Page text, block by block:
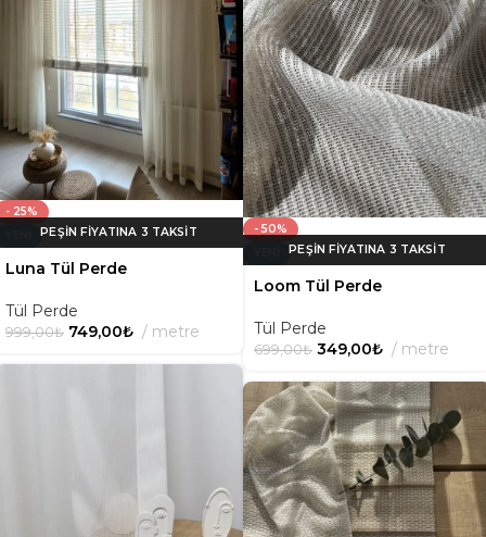
- 50%
Loom Tül Perde
Tül Perde
699,00₺ 349,00₺ metre
- 25%
Luna Tül Perde
Tül Perde
999,00₺ 749,00₺ metre